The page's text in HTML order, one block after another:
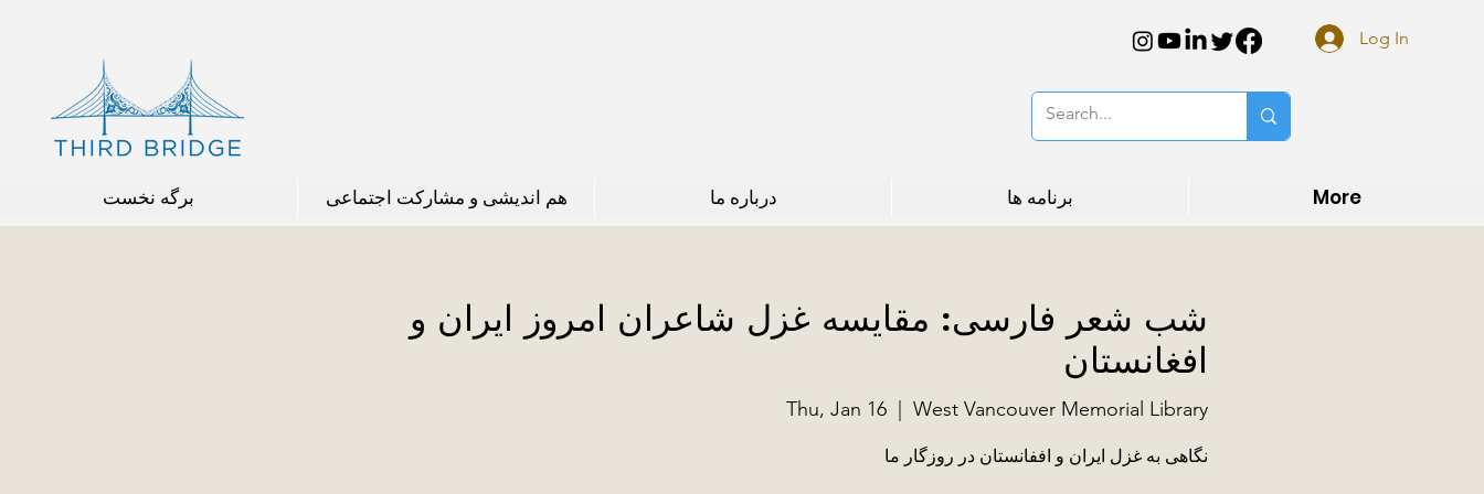
Log In
برگه نخست هم اندیشی و مشارکت اجتماعی درباره ما برنامه ها More
شب شعر فارسی: مقایسه غزل شاعران امروز ایران و
افغانستان
Thu, Jan 16
  |
West Vancouver Memorial Library
نگاهی به غزل ایران و اففانستان در روزگار ما